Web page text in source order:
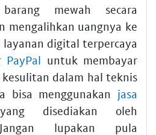
mewah secara
mengalihkan uangnya ke
digital terpercaya
PayPal untuk membayar
dalam hal teknis
bisa menggunakan jasa
disediakan oleh
Jangan lupakan pula